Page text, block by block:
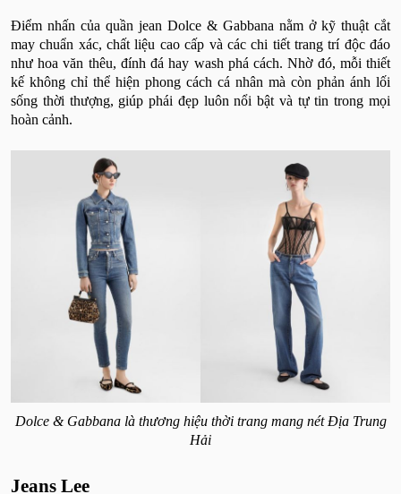
Điểm nhấn của quần jean Dolce & Gabbana nằm ở kỹ thuật cắt
may chuẩn xác, chất liệu cao cấp và các chi tiết trang trí độc đáo
như hoa văn thêu, đính đá hay wash phá cách. Nhờ đó, mỗi thiết
kế không chỉ thể hiện phong cách cá nhân mà còn phản ánh lối
sống thời thượng, giúp phái đẹp luôn nổi bật và tự tin trong mọi
hoàn cảnh.
Dolce & Gabbana là thương hiệu thời trang mang nét Địa Trung
Hải
Jeans Lee